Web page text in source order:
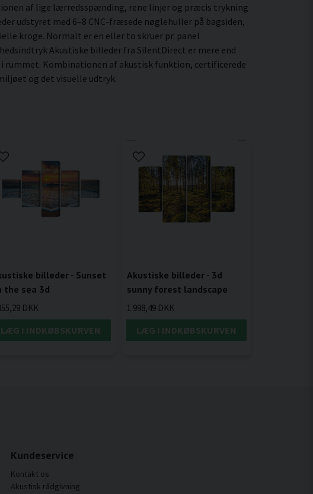
af lige lærredsspænding, rene linjer og præcis trykning
udstyret med 6–8 CNC-fræsede nøglehuller på bagsiden,
kroge. Normalt er en eller to skruer pr. panel
Akustiske billeder fra SilentDirect er mere end
rummet. Kombinationen af akustisk funktion, certificerede
og det visuelle udtryk.
billeder - Sunset
the sea 3d
DKK
LÆG I INDKØBSKURVEN
Akustiske billeder - 3d
sunny forest landscape
1 998,49 DKK
LÆG I INDKØBSKURVEN
Kundeservice
Kontakt os
Akustisk rådgivning